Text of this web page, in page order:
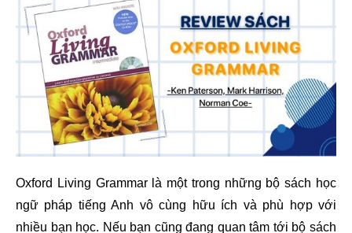
Oxford Living Grammar là một trong những bộ sách học
ngữ pháp tiếng Anh vô cùng hữu ích và phù hợp với
nhiều bạn học. Nếu bạn cũng đang quan tâm tới bộ sách